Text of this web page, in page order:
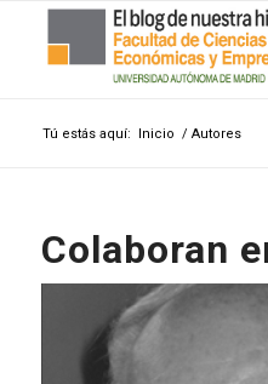
Tú estás aquí: Inicio / Autores
Colaboran